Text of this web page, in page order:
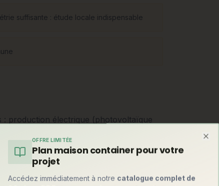
suffisante : étude locale indispensable
: production électrique (photovoltaïque
€), eau (récupération de pluie 10-20
ou toilettes sèches, 5 000-15
pour réduire les besoins à la
OFFRE LIMITÉE
Plan maison container pour votre
projet
Accédez immédiatement à notre catalogue complet de